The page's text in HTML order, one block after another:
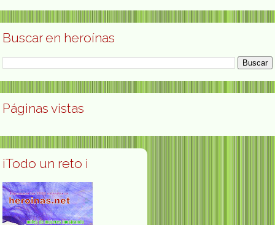
Buscar en heroínas
Páginas vistas
¡Todo un reto ¡